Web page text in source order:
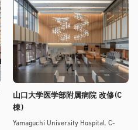
山口大学医学部附属病院 改修(C
棟)
Yamaguchi University Hospital. C-